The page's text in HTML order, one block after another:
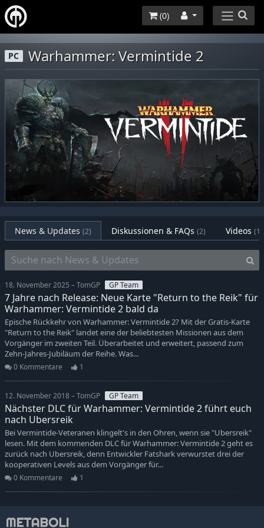
(0)
PC Warhammer: Vermintide 2
News & Updates (2) Diskussionen & FAQs (2) Videos (1)
18. November 2025 – TomGP GP Team
7 Jahre nach Release: Neue Karte "Return to the Reik" für
Warhammer: Vermintide 2 bald da
Epische Rückkehr von Warhammer: Vermintide 2? Mit der Gratis-Karte
"Return to the Reik" landet eine der beliebtesten Missionen aus dem
Vorgänger im zweiten Teil. Überarbeitet und erweitert, passend zum
Zehn-Jahres-Jubiläum der Reihe. Was...
0 Kommentare 1
12. November 2018 – TomGP GP Team
Nächster DLC für Warhammer: Vermintide 2 führt euch
nach Ubersreik
Bei Vermintide-Veteranen klingelt's in den Ohren, wenn sie "Ubersreik"
lesen. Mit dem kommenden DLC für Warhammer: Vermintide 2 geht es
zurück nach Ubersreik, denn Entwickler Fatshark verwurstet drei der
kooperativen Levels aus dem Vorgänger für...
0 Kommentare 1